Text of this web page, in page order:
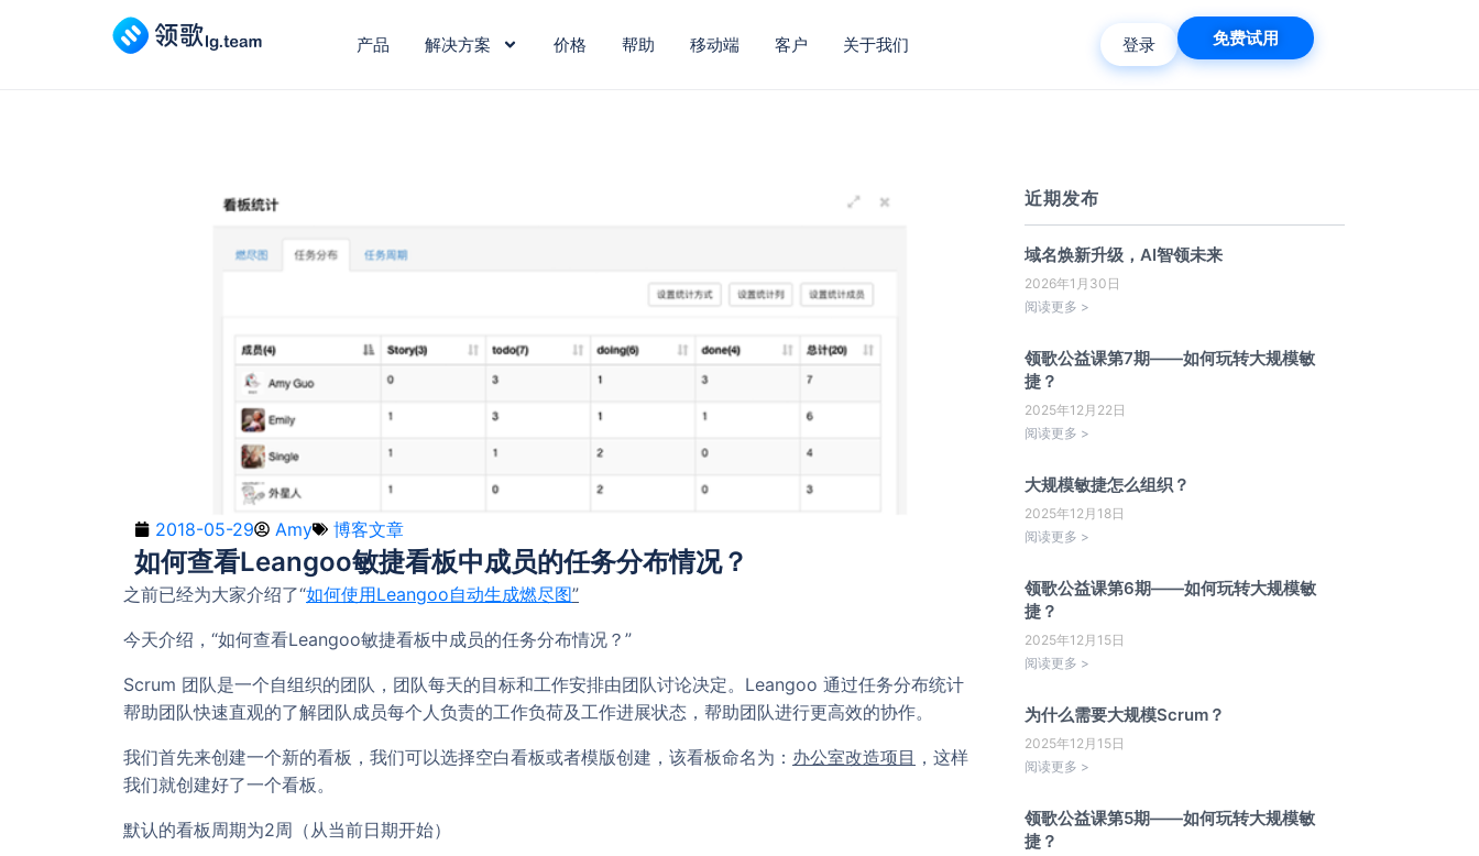
产品 解决方案 价格 帮助 移动端 客户 关于我们 登录 免费试用
2018-05-29 Amy 博客文章
如何查看Leangoo敏捷看板中成员的任务分布情况？
之前已经为大家介绍了“如何使用Leangoo自动生成燃尽图”
今天介绍，“如何查看Leangoo敏捷看板中成员的任务分布情况？”
Scrum 团队是一个自组织的团队，团队每天的目标和工作安排由团队讨论决定。Leangoo 通过任务分布统计
帮助团队快速直观的了解团队成员每个人负责的工作负荷及工作进展状态，帮助团队进行更高效的协作。
我们首先来创建一个新的看板，我们可以选择空白看板或者模版创建，该看板命名为： 办公室改造项目 ，这样
我们就创建好了一个看板。
默认的看板周期为2周（从当前日期开始）
近期发布
域名焕新升级，AI智领未来
2026年1月30日
阅读更多 >
领歌公益课第7期——如何玩转大规模敏
捷？
2025年12月22日
阅读更多 >
大规模敏捷怎么组织？
2025年12月18日
阅读更多 >
领歌公益课第6期——如何玩转大规模敏
捷？
2025年12月15日
阅读更多 >
为什么需要大规模Scrum？
2025年12月15日
阅读更多 >
领歌公益课第5期——如何玩转大规模敏
捷？